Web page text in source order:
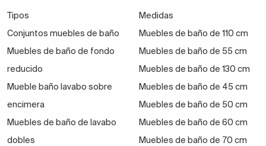
Tipos
Conjuntos muebles de baño
Muebles de baño de fondo
reducido
Mueble baño lavabo sobre
encimera
Muebles de baño de lavabo
dobles
Medidas
Muebles de baño de 110 cm
Muebles de baño de 55 cm
Muebles de baño de 130 cm
Muebles de baño de 45 cm
Muebles de baño de 50 cm
Muebles de baño de 60 cm
Muebles de baño de 70 cm